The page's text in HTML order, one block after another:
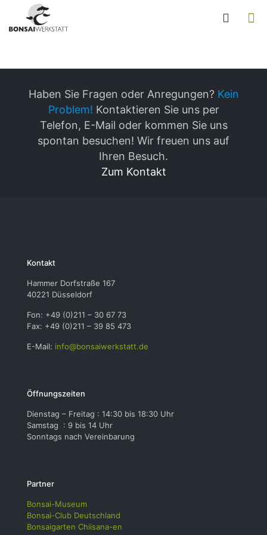
Haben Sie Fragen oder Anregungen? Kein
Problem! Kontaktieren Sie uns per
Telefon, E-Mail oder kommen Sie uns
spontan besuchen! Wir freuen uns auf
Ihren Besuch.
Zum Kontakt
Kontakt
Hammer Dorfstraße 167
40221 Düsseldorf
Fon: +49 (0)211 – 30 67 73
Fax: +49 (0)211 – 39 85 473
E-Mail: info@bonsaiwerkstatt.de
Öffnungszeiten
Dienstag – Freitag : 14:30 bis 18:30 Uhr
Samstag : 9 bis 14 Uhr
Sonntags nach Vereinbarung
Partner
Bonsai-Museum
Bonsai-Club Deutschland
Bonsaigarten Chiisana-en